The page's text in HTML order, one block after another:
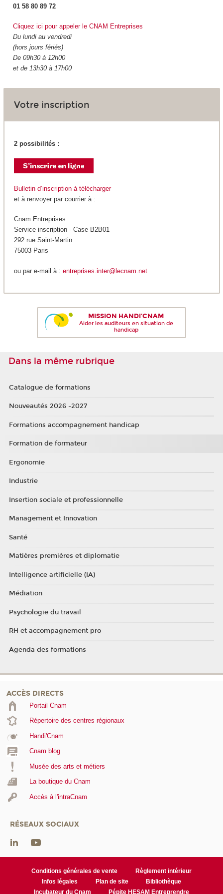
01 58 80 89 72
Cliquez ici pour appeler le CNAM Entreprises
Du lundi au vendredi
(hors jours fériés)
De 09h30 à 12h00
et de 13h30 à 17h00
Votre inscription
2 possibilités :
Bulletin d’inscription à télécharger
et à renvoyer par courrier à :
Cnam Entreprises
Service inscription - Case B2B01
292 rue Saint-Martin
75003 Paris
ou par e-mail à : entreprises.inter@lecnam.net
MISSION HANDI'CNAM
Aider les auditeurs en situation de
handicap
Dans la même rubrique
Catalogue de formations
Nouveautés 2026 -2027
Formations accompagnement handicap
Formation de formateur
Ergonomie
Industrie
Insertion sociale et professionnelle
Management et Innovation
Santé
Matières premières et diplomatie
Intelligence artificielle (IA)
Médiation
Psychologie du travail
RH et accompagnement pro
Agenda des formations
ACCÈS DIRECTS
Portail Cnam
Répertoire des centres régionaux
Handi'Cnam
Cnam blog
Musée des arts et métiers
La boutique du Cnam
Accès à l'intraCnam
RÉSEAUX SOCIAUX
Conditions générales de vente
Règlement intérieur
Infos légales
Plan de site
Bibliothèque
Incubateur du Cnam
Pépite HESAM Entreprendre